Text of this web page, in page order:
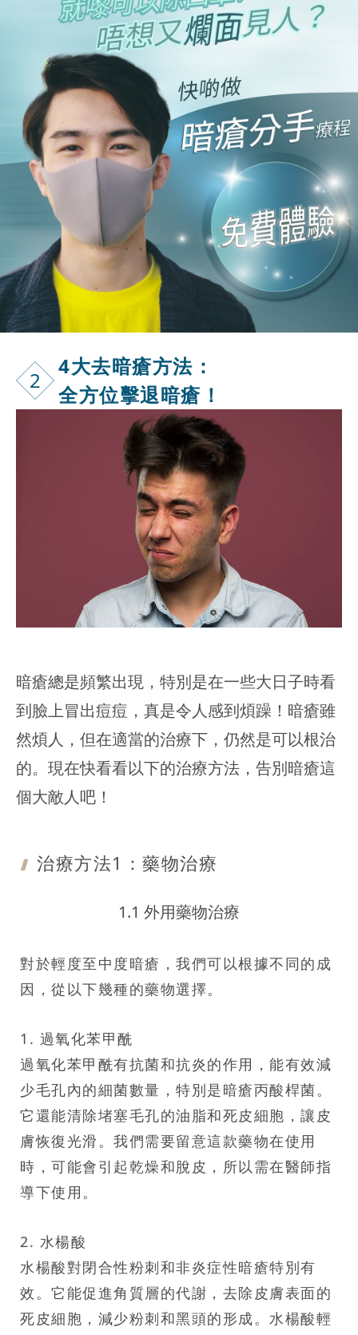
2
4大去暗瘡方法：
全方位擊退暗瘡！
暗瘡總是頻繁出現，特別是在一些大日子時看
到臉上冒出痘痘，真是令人感到煩躁！暗瘡雖
然煩人，但在適當的治療下，仍然是可以根治
的。現在快看看以下的治療方法，告別暗瘡這
個大敵人吧！
治療方法1： 藥物治療
1.1 外用藥物治療
對於輕度至中度暗瘡，我們可以根據不同的成
因，從以下幾種的藥物選擇。
1. 過氧化苯甲酰
過氧化苯甲酰有抗菌和抗炎的作用，能有效減
少毛孔內的細菌數量，特別是暗瘡丙酸桿菌。
它還能清除堵塞毛孔的油脂和死皮細胞，讓皮
膚恢復光滑。我們需要留意這款藥物在使用
時，可能會引起乾燥和脫皮，所以需在醫師指
導下使用。
2. 水楊酸
水楊酸對閉合性粉刺和非炎症性暗瘡特別有
效。它能促進角質層的代謝，去除皮膚表面的
死皮細胞，減少粉刺和黑頭的形成。水楊酸輕